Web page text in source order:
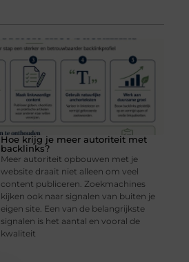
Hoe krijg je meer autoriteit met
backlinks?
Meer autoriteit opbouwen met je
website draait niet alleen om veel
content publiceren. Zoekmachines
kijken ook naar signalen van buiten je
eigen site. Een van de belangrijkste
signalen is het aantal en vooral de
kwaliteit